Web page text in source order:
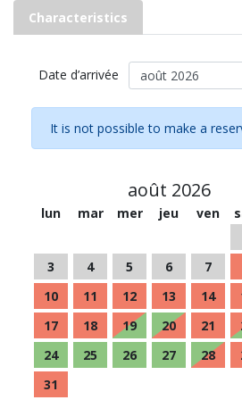
Characteristics
Date d’arrivée
It is not possible to make a
août 2026
lun mar mer jeu ven
3
4 5 6 7
10
11 12 13 14
17
18 19 20 21
24
25 26 27 28
31